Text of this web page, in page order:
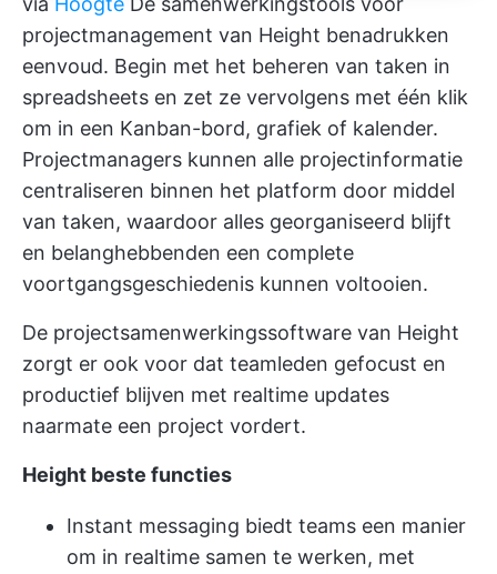
projectmanagement van Height benadrukken
eenvoud. Begin met het beheren van taken in
spreadsheets en zet ze vervolgens met één klik
om in een Kanban-bord, grafiek of kalender.
Projectmanagers kunnen alle projectinformatie
centraliseren binnen het platform door middel
van taken, waardoor alles georganiseerd blijft
en belanghebbenden een complete
voortgangsgeschiedenis kunnen voltooien.
De projectsamenwerkingssoftware van Height
zorgt er ook voor dat teamleden gefocust en
productief blijven met realtime updates
naarmate een project vordert.
Height beste functies
Instant messaging biedt teams een manier
om in realtime samen te werken, met